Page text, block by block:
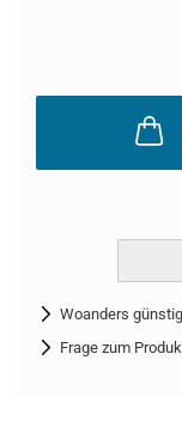
Woanders
Frage zum